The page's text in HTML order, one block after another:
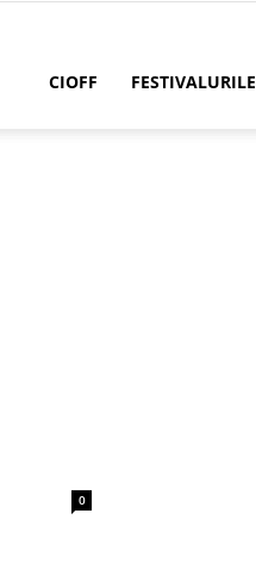
CIOFF FESTIVALURILE
0